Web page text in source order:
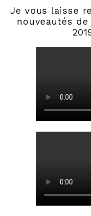
Je vous laisse
nouveautés